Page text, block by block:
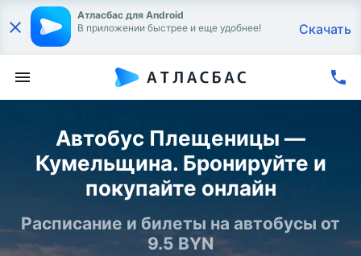
Атласбас для Android
В приложении быстрее и еще удобнее!
Скачать
Автобус Плещеницы —
Кумельщина. Бронируйте и
покупайте онлайн
Расписание и билеты на автобусы от
9.5 BYN